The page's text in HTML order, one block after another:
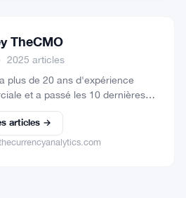
TheCMO
2025 articles
plus de 20 ans d'expérience
et a passé les 10 dernières
travailler dans le domaine du
en ligne. Elle était la directrice
d'une…
articles →